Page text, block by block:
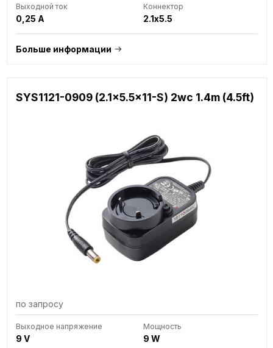
Выходной ток
0,25 A
Коннектор
2.1x5.5
Больше информации
SYS1121-0909 (2.1x5.5x11-S) 2wc 1.4m (4.5ft)
по запросу
Выходное напряжение
9 V
Мощность
9 W